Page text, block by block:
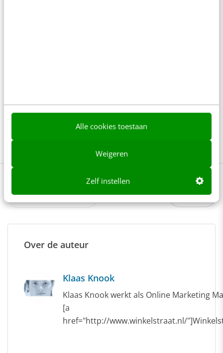
Alle cookies toestaan
Weigeren
Zelf instellen
Lees 2 reacties Delen
Over de auteur
Klaas Knook
Klaas Knook werkt als Online Marketing
[a
href="http://www.winkelstraat.nl/